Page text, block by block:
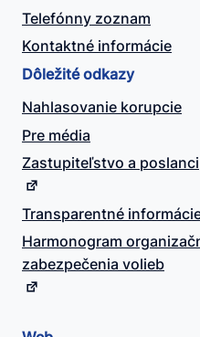
Telefónny zoznam
Kontaktné informácie
Dôležité odkazy
Nahlasovanie korupcie
Pre média
Zastupiteľstvo a poslanci
Transparentné
Harmonogram
zabezpečenia volieb